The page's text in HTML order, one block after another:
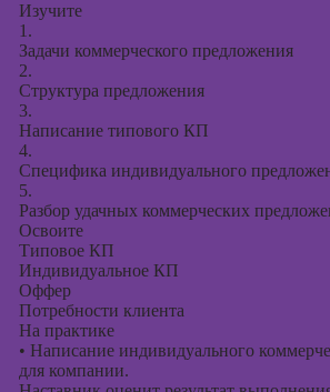
Изучите
1.
Задачи коммерческого предложения
2.
Структура предложения
3.
Написание типового КП
4.
Специфика индивидуального
5.
Разбор удачных коммерческих
Освоите
Типовое КП
Индивидуальное КП
Оффер
Потребности клиента
На практике
• Написание индивидуального
для компании.